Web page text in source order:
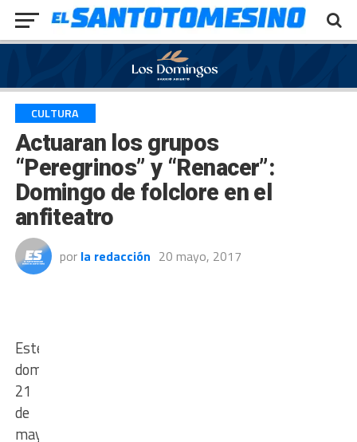
CULTURA
Actuaran los grupos
“Peregrinos” y “Renacer”:
Domingo de folclore en el
anfiteatro
por la redacción 20 mayo, 2017
Este
domingo
21
de
mayo,
Exit mobile version